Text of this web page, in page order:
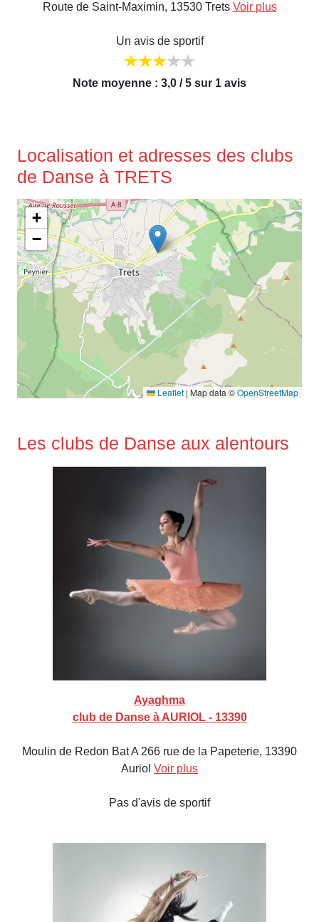
Route de Saint-Maximin, 13530 Trets Voir plus
Un avis de sportif
Note moyenne : 3,0 / 5 sur 1 avis
Localisation et adresses des clubs
de Danse à TRETS
+
−
Leaflet | Map data ©OpenStreetMap
Les clubs de Danse aux alentours
Ayaghma
club de Danse à AURIOL - 13390
Moulin de Redon Bat A 266 rue de la Papeterie, 13390
Auriol Voir plus
Pas d'avis de sportif